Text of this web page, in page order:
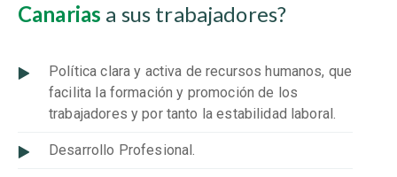
Canarias a sus trabajadores?
Política clara y activa de recursos humanos, que
facilita la formación y promoción de los
trabajadores y por tanto la estabilidad laboral.
Desarrollo Profesional.